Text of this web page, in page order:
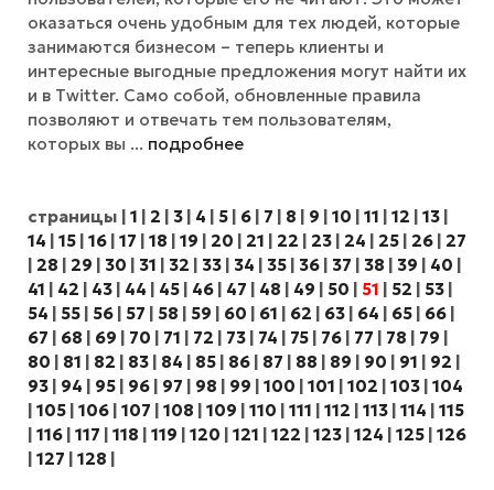
оказаться очень удобным для тех людей, которые
занимаются бизнесом – теперь клиенты и
интересные выгодные предложения могут найти их
и в Twitter. Само собой, обновленные правила
позволяют и отвечать тем пользователям,
которых вы ... подробнее
страницы | 1 | 2 | 3 | 4 | 5 | 6 | 7 | 8 | 9 | 10 | 11 | 12 | 13 |
14 | 15 | 16 | 17 | 18 | 19 | 20 | 21 | 22 | 23 | 24 | 25 | 26 | 27
| 28 | 29 | 30 | 31 | 32 | 33 | 34 | 35 | 36 | 37 | 38 | 39 | 40 |
41 | 42 | 43 | 44 | 45 | 46 | 47 | 48 | 49 | 50 | 51 | 52 | 53 |
54 | 55 | 56 | 57 | 58 | 59 | 60 | 61 | 62 | 63 | 64 | 65 | 66 |
67 | 68 | 69 | 70 | 71 | 72 | 73 | 74 | 75 | 76 | 77 | 78 | 79 |
80 | 81 | 82 | 83 | 84 | 85 | 86 | 87 | 88 | 89 | 90 | 91 | 92 |
93 | 94 | 95 | 96 | 97 | 98 | 99 | 100 | 101 | 102 | 103 | 104
| 105 | 106 | 107 | 108 | 109 | 110 | 111 | 112 | 113 | 114 | 115
| 116 | 117 | 118 | 119 | 120 | 121 | 122 | 123 | 124 | 125 | 126
| 127 | 128 |